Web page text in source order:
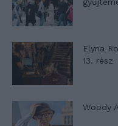
Elyna
13. rész
Woody